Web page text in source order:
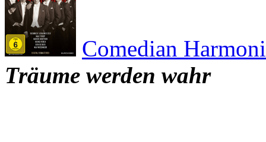
Comedian
Träume werden wahr